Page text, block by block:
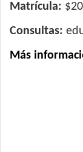
Matrícula:
Consultas:
Más